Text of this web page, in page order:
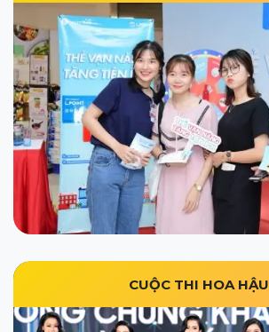
CUỘC THI HOA HẬU